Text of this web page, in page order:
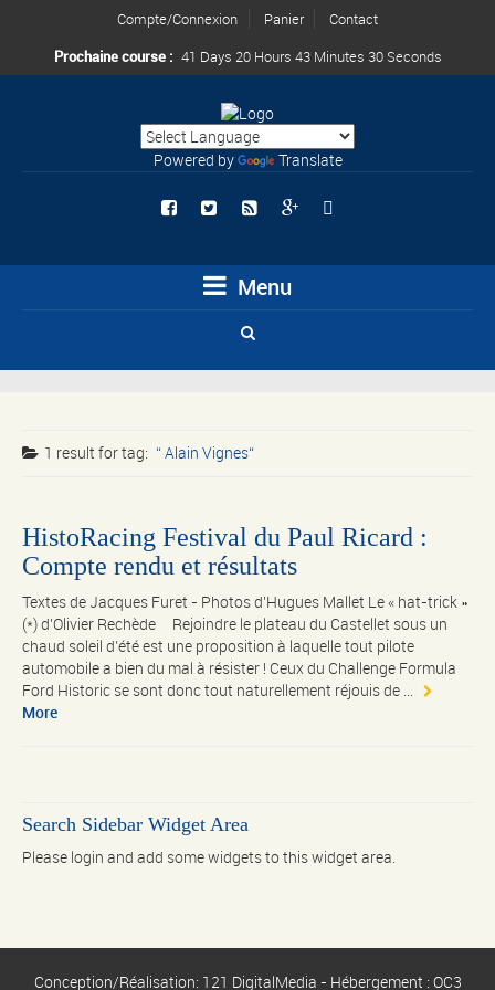
Compte/Connexion Panier
Contact
Prochaine course : 41 Days 20 Hours 43 Minutes 30 Seconds
Powered by Translate
Menu
1 result fortag: Alain Vignes
HistoRacing Festival du Paul Ricard :
Compte rendu et résultats
Textes de Jacques Furet - Photos d'Hugues Mallet Le « hat-trick »
(*) d’Olivier Rechède Rejoindre le plateau du Castellet sous un
chaud soleil d’été est une proposition à laquelle tout pilote
automobile a bien du mal à résister ! Ceux du Challenge Formula
Ford Historic se sont donc tout naturellement réjouis de ...
More
Search Sidebar Widget Area
Please login and add some widgets to this widget area.
Conception/Réalisation: 121 DigitalMedia - Hébergement : OC3